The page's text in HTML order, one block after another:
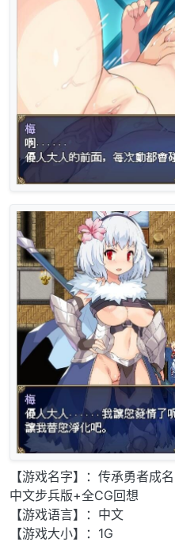
【游戏名字】：传承勇者成
中文步兵版+全CG回想
【游戏语言】：中文
【游戏大小】：1G